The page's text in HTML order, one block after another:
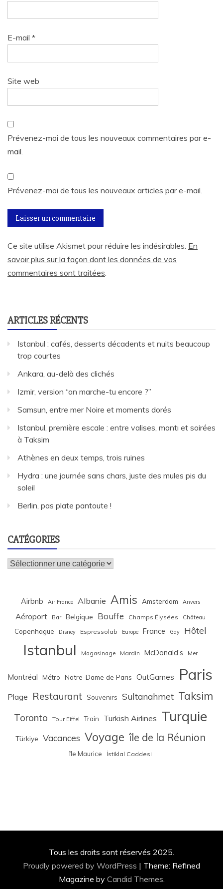
E-mail *
Site web
Prévenez-moi de tous les nouveaux commentaires par e-
mail.
Prévenez-moi de tous les nouveaux articles par e-mail.
Ce site utilise Akismet pour réduire les indésirables. En
savoir plus sur la façon dont les données de vos
commentaires sont traitées.
ARTICLES RÉCENTS
Istanbul : cafés, desserts décadents et nuits beaucoup
trop courtes
Ankara, au-delà des clichés
Izmir, version “on marche-tu encore ?”
Samsun, entre mer Noire et moments dorés
Istanbul, première escale : entre valises, mantı et soirées
à Taksim
Athènes en deux temps, trois ruines
Hydra : une journée sans chars, juste des mules pis du
soleil
Berlin, pas plate pantoute !
CATÉGORIES
Catégories
Airbnb Air France Albanie Amis Amsterdam Anvers
Aéroport Bar Belgique Bouffe Champs Élysées Château
Copenhague Disney Espressolab Europe France Gay Hôtel
Istanbul Magasinage Mardin McDonald’s Mer
Montréal Métro Notre-Dame de Paris OutGames Paris
Plage Restaurant Souvenirs Sultanahmet Taksim
Toronto Tour Eiffel Train Turkish Airlines Turquie
Türkiye Vacances Voyage île de la Réunion
île Maurice İstiklal Caddesi
Tous les droits sont réservés 2025.
Proudly powered by WordPress | Theme: Refined
Magazine by Candid Themes.